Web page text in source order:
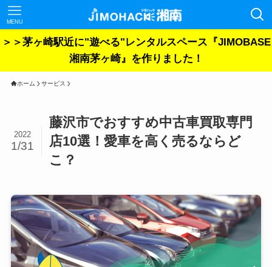
MENU
＞＞茅ヶ崎駅近に"遊べる"レンタルスペース『JIMOBASE
湘南茅ヶ崎』を作りました！
ホーム サービス
藤沢市でおすすめ中古車買取専門
店10選！愛車を高く売るならど
こ？
2022
1/31